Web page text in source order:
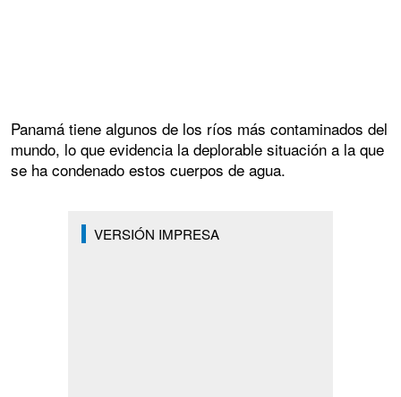
Panamá tiene algunos de los ríos más contaminados del
mundo, lo que evidencia la deplorable situación a la que
se ha condenado estos cuerpos de agua.
VERSIÓN IMPRESA